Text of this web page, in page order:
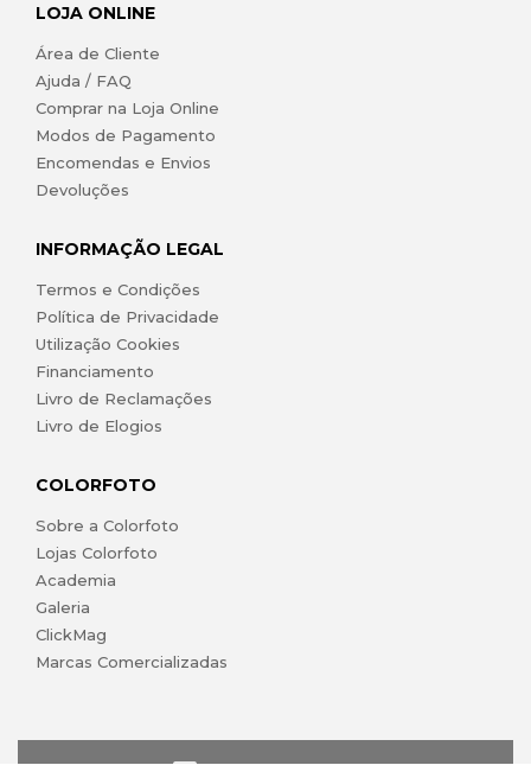
LOJA ONLINE
Área de Cliente
Ajuda / FAQ
Comprar na Loja Online
Modos de Pagamento
Encomendas e Envios
Devoluções
INFORMAÇÃO LEGAL
Termos e Condições
Política de Privacidade
Utilização Cookies
Financiamento
Livro de Reclamações
Livro de Elogios
COLORFOTO
Sobre a Colorfoto
Lojas Colorfoto
Academia
Galeria
ClickMag
Marcas Comercializadas
lojaonline@colorfoto.pt